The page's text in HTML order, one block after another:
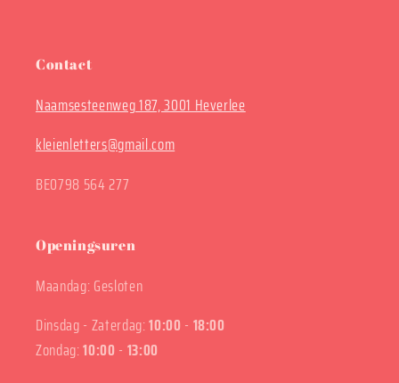
Contact
Naamsesteenweg 187, 3001 Heverlee
kleienletters@gmail.com
BE0798 564 277
Openingsuren
Maandag: Gesloten
Dinsdag - Zaterdag:10:00 - 18:00
Zondag:10:00 - 13:00